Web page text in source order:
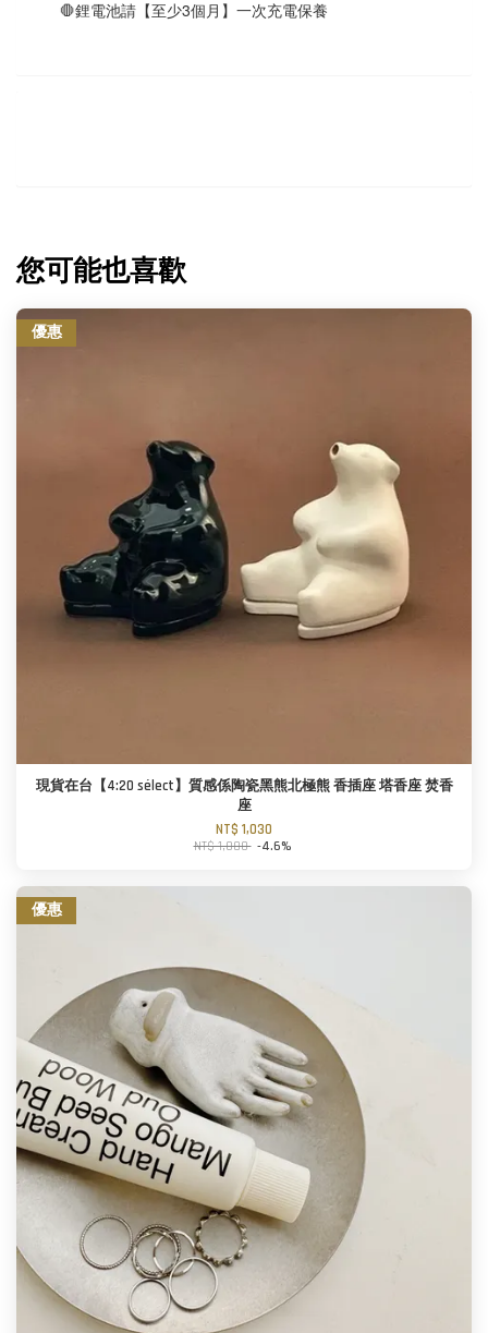
🛑鋰電池請【至少3個月】一次充電保養
您可能也喜歡
優惠
現貨在台【4:20 sélect】質感係陶瓷黑熊北極熊 香插座 塔香座 焚香
座
NT$ 1,030
NT$ 1,080 -4.6%
優惠